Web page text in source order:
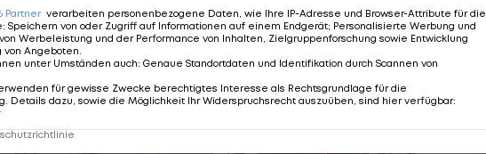
Partner verarbeiten personenbezogene Daten, wie Ihre IP-Adresse und Browser-Attribute für die
: Speichern von oder Zugriff auf Informationen auf einem Endgerät; Personalisierte Werbung und
Werbeleistung und der Performance von Inhalten, Zielgruppenforschung sowie Entwicklung
von Angeboten
unter Umständen auch: Genaue Standortdaten und Identifikation durch Scannen von
für gewisse Zwecke berechtigtes Interesse als Rechtsgrundlage für die
Details dazu, sowie die Möglichkeit Ihr Widerspruchsrecht auszuüben, sind hier verfügbar: